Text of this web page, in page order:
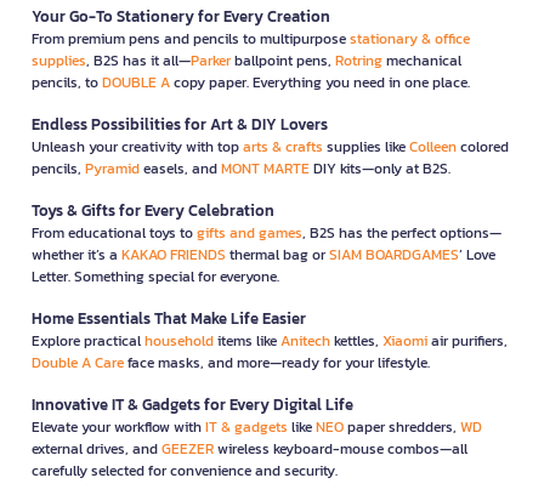
Your Go-To Stationery for Every Creation
From premium pens and pencils to multipurposestationary & office
supplies, B2S has it all—Parkerballpoint pens, Rotringmechanical
pencils, toDOUBLE Acopy paper. Everything you need in one place.
Endless Possibilities for Art & DIY Lovers
Unleash your creativity with toparts & crafts supplies likeColleencolored
pencils, Pyramideasels, andMONT MARTEDIY kits—only at B2S.
Toys & Gifts for Every Celebration
From educational toys togifts and games, B2S has the perfect options—
whether it’s a KAKAO FRIENDS thermal bag orSIAM BOARDGAMES’ Love
Letter. Something special for everyone.
Home Essentials That Make Life Easier
Explore practicalhouseholditems likeAnitechkettles, Xiaomiair purifiers,
Double A Careface masks, and more—ready for your lifestyle.
Innovative IT & Gadgets for Every Digital Life
Elevate your workflow withIT & gadgets likeNEOpaper shredders, WD
external drives, andGEEZERwireless keyboard-mouse combos—all
carefully selected for convenience and security.